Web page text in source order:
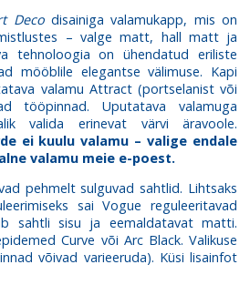
Decodisainiga valamukapp, mis on
– valge matt, hall matt ja
tehnoloogia on ühendatud eriliste
mööblile elegantse välimuse. Kapi
valamu Attract (portselanist või
tööpinnad. Uputatava valamuga
valida erinevat värvi äravoole.
ei kuulu valamu – valige endale
valamu meie e-poest.
pehmelt sulguvad sahtlid. Lihtsaks
sai Vogue reguleeritavad
sahtli sisu ja eemaldatavat matti.
Curve või Arc Black. Valikuse
võivad varieeruda). Küsi lisainfot